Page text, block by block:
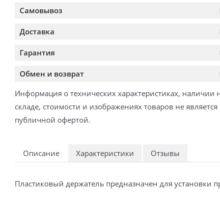
Самовывоз
Доставка
Гарантия
Обмен и возврат
Информация о технических характеристиках, наличии
складе, стоимости и изображениях товаров не является
публичной офертой.
Описание Характеристики Отзывы
Пластиковый держатель предназначен для установки